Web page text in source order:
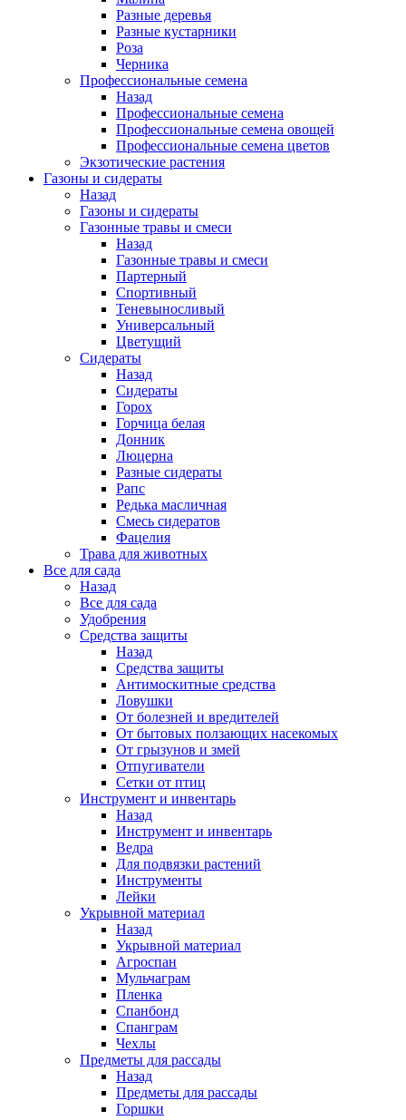
Разные деревья
Разные кустарники
Роза
Черника
Профессиональные семена
Назад
Профессиональные семена
Профессиональные семена овощей
Профессиональные семена цветов
Экзотические растения
Газоны и сидераты
Назад
Газоны и сидераты
Газонные травы и смеси
Назад
Газонные травы и смеси
Партерный
Спортивный
Теневыносливый
Универсальный
Цветущий
Сидераты
Назад
Сидераты
Горох
Горчица белая
Донник
Люцерна
Разные сидераты
Рапс
Редька масличная
Смесь сидератов
Фацелия
Трава для животных
Все для сада
Назад
Все для сада
Удобрения
Средства защиты
Назад
Средства защиты
Антимоскитные средства
Ловушки
От болезней и вредителей
От бытовых ползающих насекомых
От грызунов и змей
Отпугиватели
Сетки от птиц
Инструмент и инвентарь
Назад
Инструмент и инвентарь
Ведра
Для подвязки растений
Инструменты
Лейки
Укрывной материал
Назад
Укрывной материал
Агроспан
Мульчаграм
Пленка
Спанбонд
Спанграм
Чехлы
Предметы для рассады
Назад
Предметы для рассады
Горшки